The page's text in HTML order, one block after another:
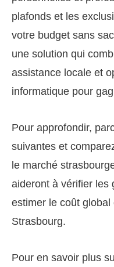
plafonds et les
votre budget sans
une solution qui
assistance locale et
informatique pour
Pour approfondir,
suivantes et
le marché
aideront à vérifier les
estimer le coût
Strasbourg.
Pour en savoir plus